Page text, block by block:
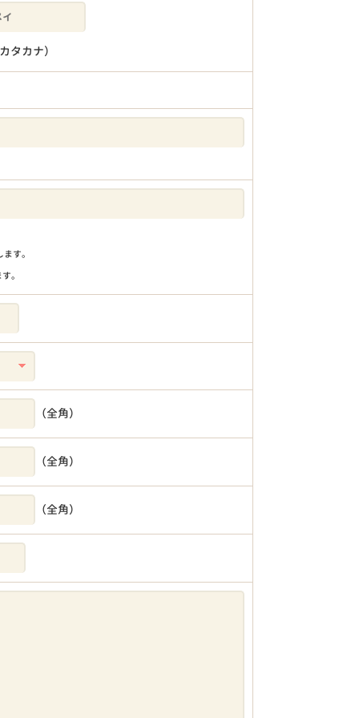
タカナ）
す。
。
（全角）
（全角）
（全角）